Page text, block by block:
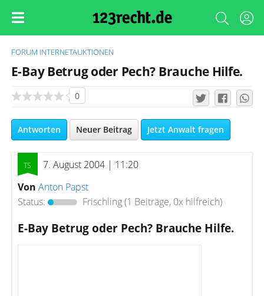
FORUM INTERNETAUKTIONEN
E-Bay Betrug oder Pech? Brauche Hilfe.
0
Antworten Neuer Beitrag Jetzt Anwalt fragen
7. August 2004 | 11:20
Von Anton Papst
Status:
Frischling(1 Beiträge, 0x hilfreich)
E-Bay Betrug oder Pech? Brauche Hilfe.